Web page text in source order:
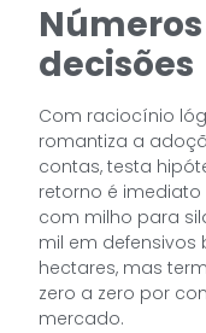
decisões
Com raciocínio
romantiza a
contas, testa
retorno é imediato
com milho para
mil em
hectares, mas
zero a zero por
mercado.